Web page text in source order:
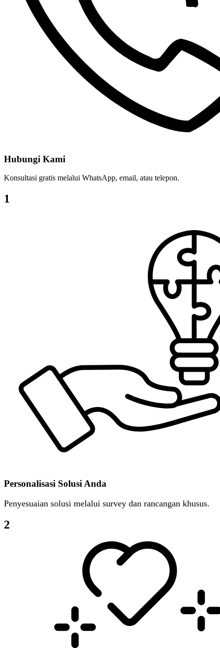
Hubungi Kami
Konsultasi gratis melalui WhatsApp, email, atau telepon.
1
Personalisasi Solusi Anda
Penyesuaian solusi melalui survey dan rancangan khusus.
2